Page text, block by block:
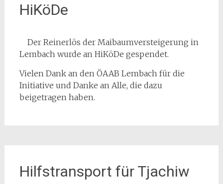
HiKöDe
Der Reinerlös der Maibaumversteigerung in
Lembach wurde an HiKöDe gespendet.
Vielen Dank an den ÖAAB Lembach für die
Initiative und Danke an Alle, die dazu
beigetragen haben.
Hilfstransport für Tjachiw